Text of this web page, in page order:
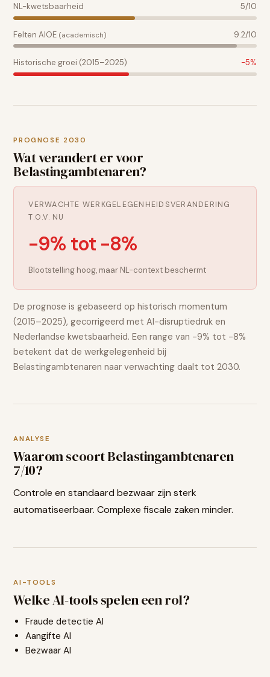
NL-kwetsbaarheid 5/10
Felten AIOE (academisch) 9.2/10
Historische groei (2015–2025) -5%
PROGNOSE 2030
Wat verandert er voor
Belastingambtenaren?
VERWACHTE WERKGELEGENHEIDSVERANDERING
T.O.V. NU
-9% tot -8%
Blootstelling hoog, maar NL-context beschermt
De prognose is gebaseerd op historisch momentum
(2015–2025), gecorrigeerd met AI-disruptiedruk en
Nederlandse kwetsbaarheid. Een range van -9% tot -8%
betekent dat de werkgelegenheid bij
Belastingambtenaren naar verwachtingdaalt tot 2030.
ANALYSE
Waarom scoortBelastingambtenaren
7/10?
Controle en standaard bezwaar zijn sterk
automatiseerbaar. Complexe fiscale zaken minder.
AI-TOOLS
Welke AI-tools spelen een rol?
Fraude detectie AI
Aangifte AI
Bezwaar AI